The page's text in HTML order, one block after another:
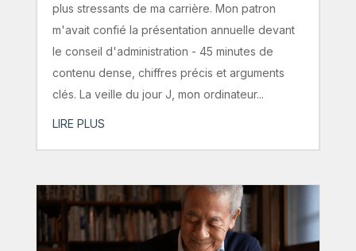
plus stressants de ma carrière. Mon patron
m'avait confié la présentation annuelle devant
le conseil d'administration - 45 minutes de
contenu dense, chiffres précis et arguments
clés. La veille du jour J, mon ordinateur...
LIRE PLUS